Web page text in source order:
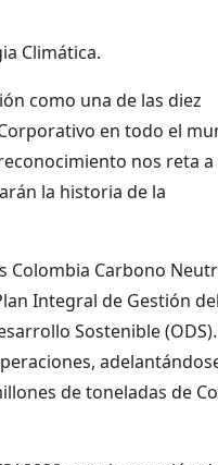
Climática.
como una de las diez
en todo el
nos reta a
la historia de la
Colombia Carbono
Integral de Gestión del
Sostenible (ODS).
de toneladas de